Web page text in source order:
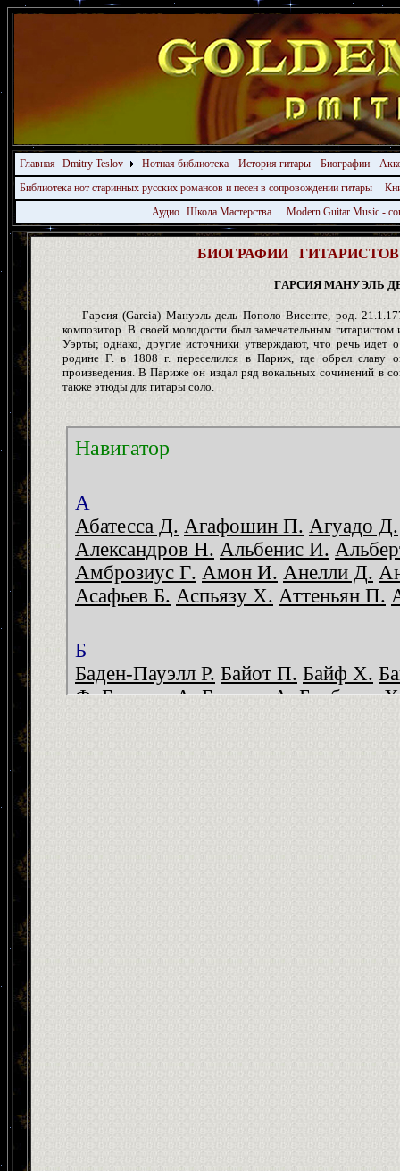
Главная Dmitry Teslov Нотная библиотека История гитары Биографии
Библиотека нот старинных русских романсов и песен в сопровождении гитары
Аудио Школа Мастерства Modern Guitar Music -
БИОГРАФИИ ГИТАРИСТОВ
ГAРСИЯ МАНУЭЛЬ
Гaрсия (Garcia) Мануэль дель Пополо Висенте, род.
композитор. В своей молодости был замечательным
Уэрты; однако, другие источники утверждают, что речь идет
родине Г. в 1808 г. переселился в Париж, где обрел славу
произведения. В Париже он издал ряд вокальных сочинений в
также этюды для гитары соло.